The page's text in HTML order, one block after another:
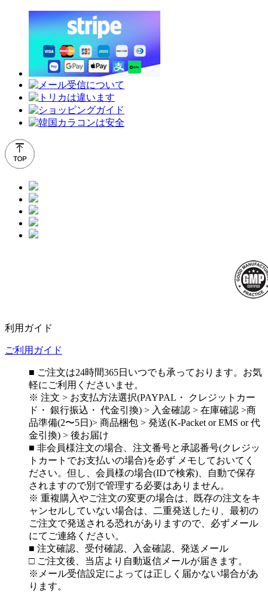
利用ガイド
ご利用ガイド
■ ご注文は24時間365日いつでも承っております。お気
軽にご利用くださいませ。
※ 注文 > お支払方法選択(PAYPAL・ クレジットカー
ド・ 銀行振込・ 代金引換) > 入金確認 > 在庫確認 >商
品準備(2〜5日)> 商品梱包 > 発送(K-Packet or EMS or 代
金引換) > 後お届け
■ 非会員様注文の場合、注文番号と承認番号(クレジッ
トカートでお支払いの場合)を必ず メモしておいてく
ださい。但し、会員様の場合(IDで検索)、自動で保存
されますので別で管理する必要はありません。
※ 重複購入やご注文の変更の場合は、既存の注文をキ
ャンセルしていない場合は、二重発送したり、最初の
ご注文で発送される恐れがありますので、必ずメール
にてご連絡ください。
■ 注文確認、受付確認、入金確認、発送メール
□ ご注文後、当店より自動返信メールが届きます。
※メール受信設定によっては正しく届かない場合があ
ります。